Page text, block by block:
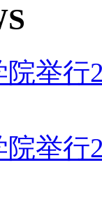
院举
院举